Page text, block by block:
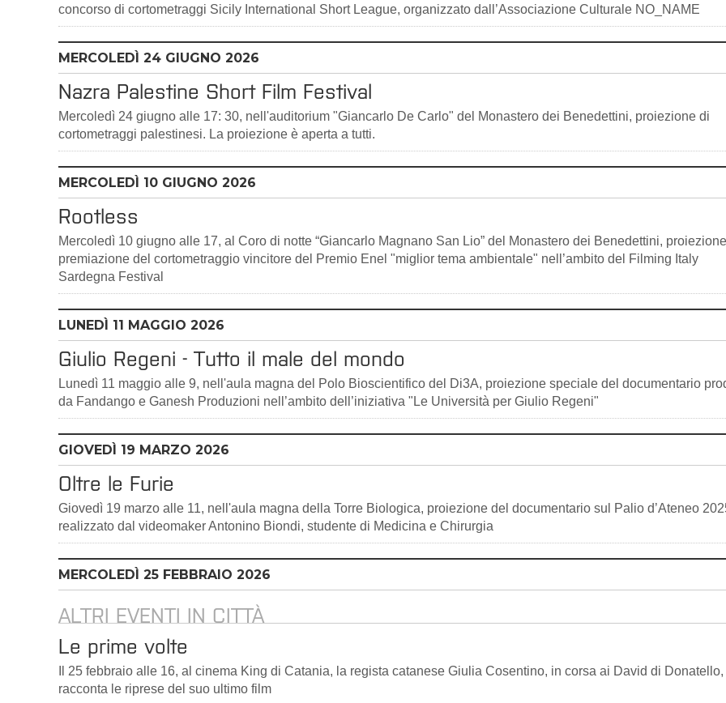
concorso di cortometraggi Sicily International Short League, organizzato dall’Associazione Culturale NO_NAME
MERCOLEDÌ 24 GIUGNO 2026
Nazra Palestine Short Film Festival
Mercoledì 24 giugno alle 17: 30, nell'auditorium "Giancarlo De Carlo" del Monastero dei Benedettini, proiezione di
cortometraggi palestinesi. La proiezione è aperta a tutti.
MERCOLEDÌ 10 GIUGNO 2026
Rootless
Mercoledì 10 giugno alle 17, al Coro di notte “Giancarlo Magnano San Lio” del Monastero dei Benedettini,
premiazione del cortometraggio vincitore del Premio Enel "miglior tema ambientale" nell’ambito del Filming Italy
Sardegna Festival
LUNEDÌ 11 MAGGIO 2026
Giulio Regeni - Tutto il male del mondo
Lunedì 11 maggio alle 9, nell'aula magna del Polo Bioscientifico del Di3A, proiezione speciale del documentario
da Fandango e Ganesh Produzioni nell’ambito dell’iniziativa "Le Università per Giulio Regeni"
GIOVEDÌ 19 MARZO 2026
Oltre le Furie
Giovedì 19 marzo alle 11, nell'aula magna della Torre Biologica, proiezione del documentario sul Palio d’Ateneo
realizzato dal videomaker Antonino Biondi, studente di Medicina e Chirurgia
MERCOLEDÌ 25 FEBBRAIO 2026
ALTRI EVENTI IN CITTÀ
Le prime volte
Il 25 febbraio alle 16, al cinema King di Catania, la regista catanese Giulia Cosentino, in corsa ai David di Donatello,
racconta le riprese del suo ultimo film